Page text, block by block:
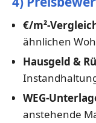
€/m²-
ähnlichen
Hausgeld &
WEG-
anstehende